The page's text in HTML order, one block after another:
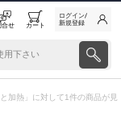
合せ カート
ログイン/
新規登録
加熱」に対して1件の商品が見